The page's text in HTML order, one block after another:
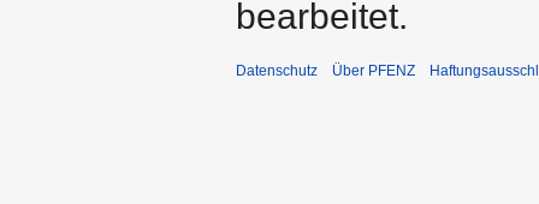
bearbeitet.
Datenschutz Über PFENZ